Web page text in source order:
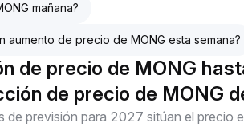
mañana?
aumento de precio de MONG esta semana?
de precio de MONG
de precio de MONG
de previsión para 2027 sitúan el precio